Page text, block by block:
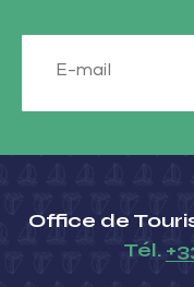
Office de
Tél.